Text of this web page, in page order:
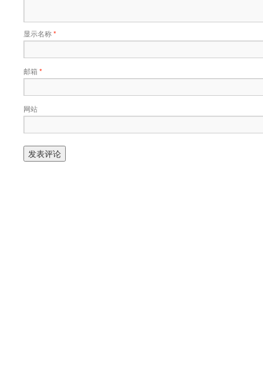
显示名称*
邮箱 *
网站